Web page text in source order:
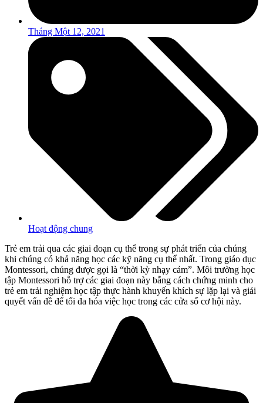
Tháng Một 12, 2021
Hoạt động chung
Trẻ em trải qua các giai đoạn cụ thể trong sự phát triển của chúng
khi chúng có khả năng học các kỹ năng cụ thể nhất. Trong giáo dục
Montessori, chúng được gọi là “thời kỳ nhạy cảm”. Môi trường học
tập Montessori hỗ trợ các giai đoạn này bằng cách chứng minh cho
trẻ em trải nghiệm học tập thực hành khuyến khích sự lặp lại và giải
quyết vấn đề để tối đa hóa việc học trong các cửa sổ cơ hội này.